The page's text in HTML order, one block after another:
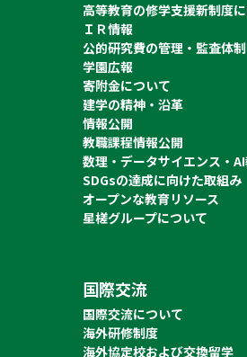
高等教育の修学支援新制度
ＩＲ情報
公的研究費の管理・監査体制
学園広報
寄附金について
建学の精神・沿革
情報公開
教職課程情報公開
数理・データサイエンス・
SDGsの達成に向けた取組み
オープンな教育リソース
星槎グループについて
国際交流
国際交流について
海外研修制度
海外協定校および交換留学